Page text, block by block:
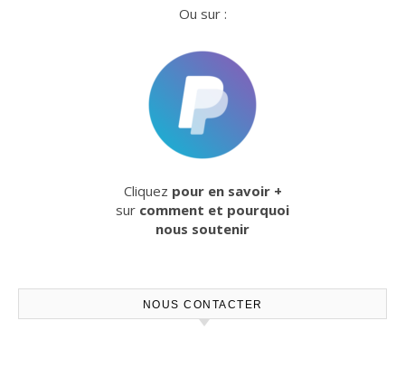
Ou sur :
Cliquez pour en savoir +
sur comment et pourquoi
nous soutenir
NOUS CONTACTER